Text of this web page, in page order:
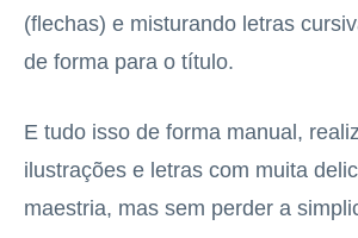
(flechas) e misturando letras
de forma para o título.
E tudo isso de forma manual,
ilustrações e letras com muita
maestria, mas sem perder a